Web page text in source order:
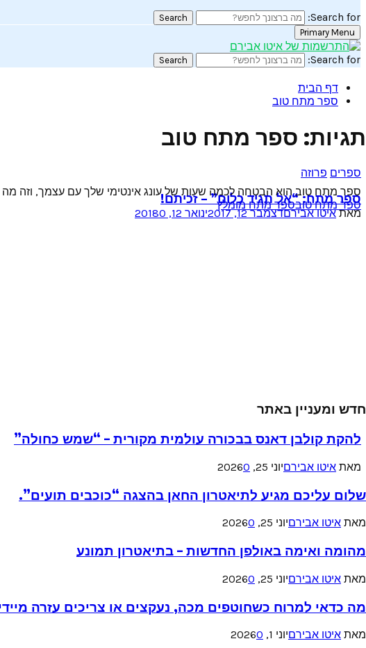
Search for:
Search
Primary Menu
Search for:
Search
דף הבית
ספר מתח טוב
תגיות: ספר מתח טוב
ספרים פרוזה
ספר מתח: “אל תגיד כלום” – זכיתם!
מאתאיטו אבירםדצמבר 12, 2017 ינואר 12, 2018 0
ספר מתח טוב הוא הבטחה לכמה שעות של עונג אינטימי שלך עם עצמך, וזה
ספר מתח טובספר מתח מומלץ
חדש ומעניין באתר
להקת קולבן דאנס בבכורה עולמית מקורית – “שמש כחולה”
מאת איטו אבירםיוני 25, 2026 0
שלום עליכם מגיע לתיאטרון החאן בהצגה “כוכבים תועים”.
מאת איטו אבירםיוני 25, 2026 0
מהומה ואימה באולפן החדשות – בתיאטרון תמונע
מאת איטו אבירםיוני 25, 2026 0
מה כדאי למרוח כשחוטפים מכה, נעקצים או צריכים עזרה
מאת איטו אבירםיוני 1, 2026 0